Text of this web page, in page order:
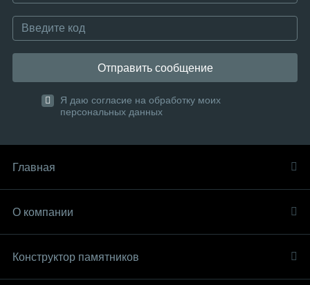
Отправить сообщение
Я даю согласие на обработку моих
персональных данных
Главная
О компании
Конструктор памятников